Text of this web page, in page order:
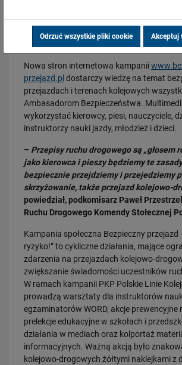
zgłosić usterki na przejazdach kolejowo-
„Bezpieczny przejazd VR”, dedykowana
młodszym odbiorcom i pozwala uczyć się
Nowa stron internetowa kampanii
przejazd.pl dostarczy wiedzę na temat
przejazdach i terenach kolejowych
Ambasadorom Bezpieczeństwa.
wykorzystać kierowcy, piesi, nauczyciele,
instruktorzy nauki jazdy, młodzież i dzieci.
– Przepisy ruchu drogowego są „głosem
jako kierowca i pieszy będziemy te
bezpiecznie przejdziemy i przejedziemy
skrzyżowanie, także przejazd kolejowo-
powiedział, podkomisarz Paweł
Ruchu Drogowego Komendy Stołecznej
Kampania społeczna Bezpieczny przejazd
ryzyko!” to cykliczne działania, mające
zdarzenia na przejazdach kolejowo-
zwiększanie świadomości uczestników
W ramach kampanii PKP Polskie Linie
prowadzą warsztaty dla instruktorów
egzaminatorów WORD, akcje prewencyjne
prelekcje edukacyjne w szkołach i
działania w mediach oraz kolportaż
informacyjnych. Ważną akcją było
kolejowo-drogowych żółtymi naklejkami z
13.03.2026
Zatrzymałeś się… ale za blisko
PRZECZYTAJ
26.02.2026
Rutyna zna drogę. Bezpieczeństwo zna zasady
PRZECZYTAJ
Odrzuć wszystkie pliki cookie Akceptuj